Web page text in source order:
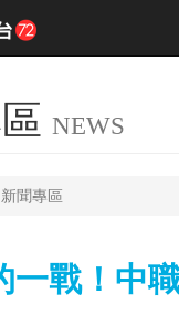
NEWS
新聞專區
一戰！中